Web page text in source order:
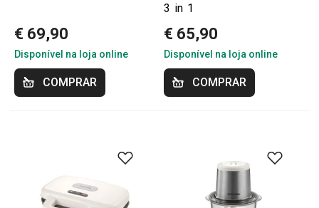
€ 69,90
Disponível na loja online
COMPRAR
3 in 1
€ 65,90
Disponível na loja online
COMPRAR